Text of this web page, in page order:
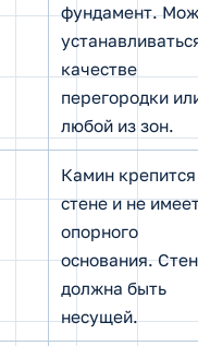
фундамент.
качестве
перегородки
любой из зон.
Камин
стене и не
опорного
основания.
должна быть
несущей.